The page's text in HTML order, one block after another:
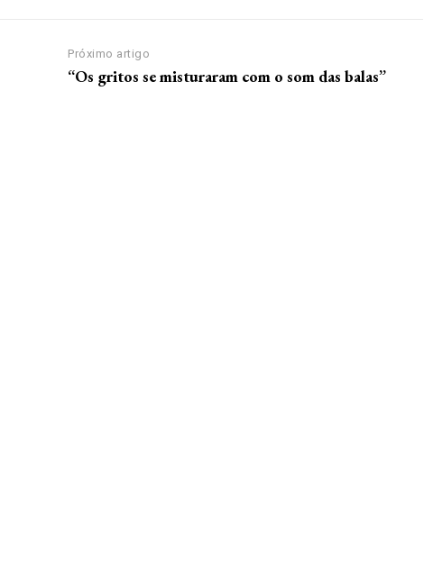
Próximo artigo
“Os gritos se misturaram com o som das balas”